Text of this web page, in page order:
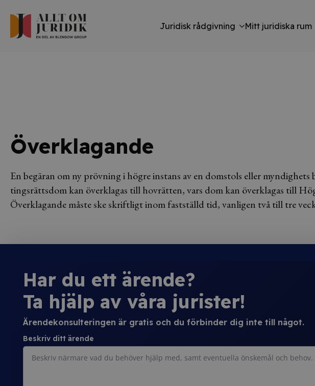
Juridisk rådgivning Mitt juridiska rum
Överklagande
En begäran om ny prövning i högre instans av en domstols eller myndighets
tingsrättsdom kan överklagas till hovrätten, vars dom kan överklagas till
Överklagande måste ske skriftligt inom fastställd tid, vanligen två till tre
Har du ett ärende?
Ta hjälp av våra jurister!
Ärendekonsulteringen är gratis och du förbinder dig inte till något.
Beskriv ditt ärende